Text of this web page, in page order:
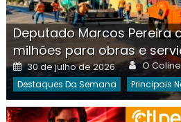
Deputado Marcos Pereira
milhões para obras e
Posted
on
30 de julho de 2026 Author
O
Destaques Da Semana Principais